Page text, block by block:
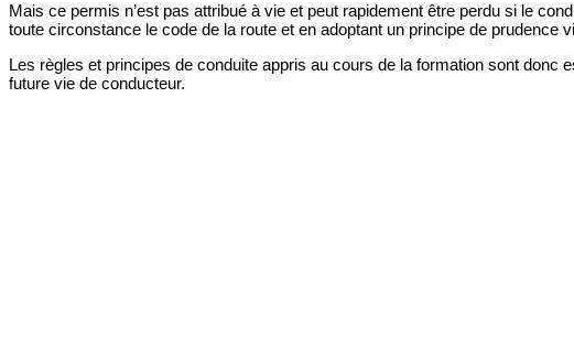
Mais ce permis n’est pas attribué à vie et peut rapidement être perdu si le
toute circonstance le code de la route et en adoptant un principe de prudence
Les règles et principes de conduite appris au cours de la formation sont donc
future vie de conducteur.